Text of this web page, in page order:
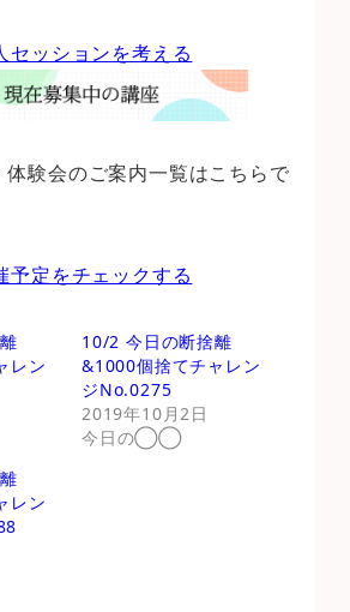
セッションを考える
体験会のご案内一覧はこちらで
予定をチェックする
レン
10/2 今日の断捨離
&1000個捨てチャレン
ジNo.0275
2019年10月2日
今日の◯◯
レン